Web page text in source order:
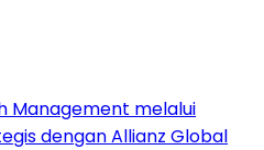
Management melalui
dengan Allianz Global